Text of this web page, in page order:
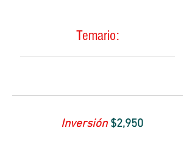
Temario:
Inversión $2,950